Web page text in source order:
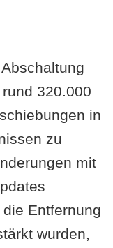
320.000
in
zu
mit
Entfernung
wurden,